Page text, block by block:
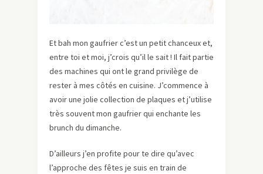
Et bah mon gaufrier c’est un petit chanceux et,
entre toi et moi, j’crois qu’il le sait ! Il fait partie
des machines qui ont le grand privilège de
rester à mes côtés en cuisine. J’commence à
avoir une jolie collection de plaques et j’utilise
très souvent mon gaufrier qui enchante les
brunch du dimanche.
D’ailleurs j’en profite pour te dire qu’avec
l’approche des fêtes je suis en train de